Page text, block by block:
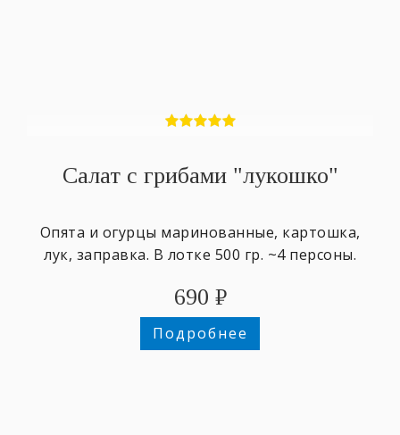
Салат с грибами "лукошко"
Опята и огурцы маринованные, картошка,
лук, заправка. В лотке 500 гр. ~4 персоны.
690 ₽
Подробнее